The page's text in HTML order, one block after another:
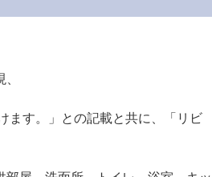
す。」との記載と共に、「リビ